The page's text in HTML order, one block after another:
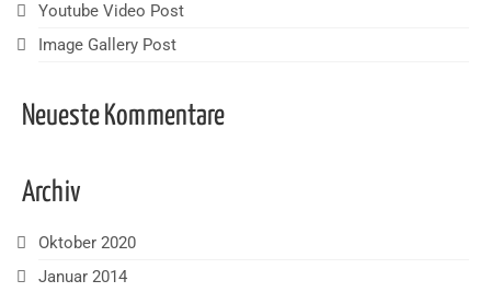
Youtube Video Post
Image Gallery Post
Neueste Kommentare
Archiv
Oktober 2020
Januar 2014